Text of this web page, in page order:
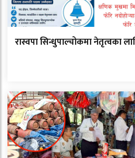
रास्वपा सिन्धुपाल्चोकमा नेतृत्वका